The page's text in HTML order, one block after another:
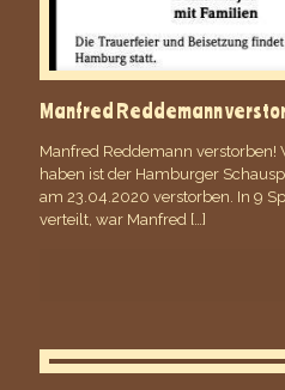
Manfred Reddemann
Manfred Reddemann verstorben!
haben ist der Hamburger
am 23.04.2020 verstorben. In 9
verteilt, war Manfred […]